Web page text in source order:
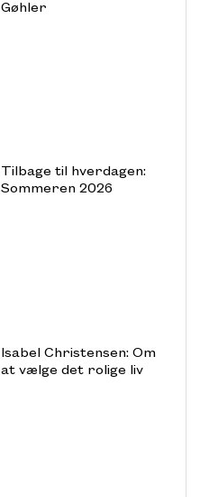
Gøhler
Tilbage til hverdagen:
Sommeren 2026
Isabel Christensen: Om
at vælge det rolige liv